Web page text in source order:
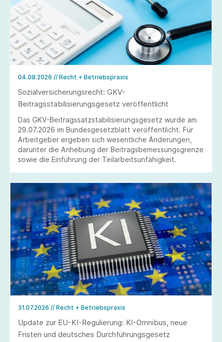
04.08.2026 // Recht + Betriebspraxis
Sozialversicherungsrecht: GKV-
Beitragsstabilisierungsgesetz veröffentlicht
Das GKV-Beitragssatzstabilisierungsgesetz wurde am
29.07.2026 im Bundesgesetzblatt veröffentlicht. Für
Arbeitgeber ergeben sich wesentliche Änderungen,
darunter die Anhebung der Beitragsbemessungsgrenze
sowie die Einführung der Teilarbeitsunfähigkeit.
31.07.2026 // Recht + Betriebspraxis
Update zur EU-KI-Regulierung: KI-Omnibus, neue
Fristen und deutsches Durchführungsgesetz